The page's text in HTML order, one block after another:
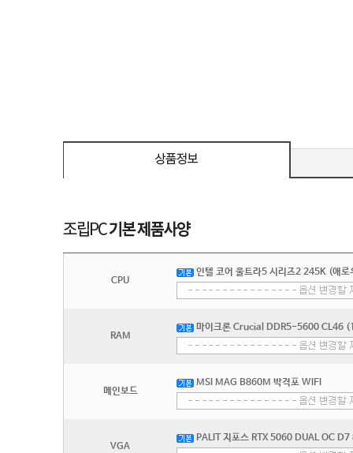
CPU
인텔 코어 울트라5 시리즈2 245K (애
RAM
마이크론 Crucial DDR5-5600 CL46
메인보드
MSI MAG B860M 박격포 WIFI
VGA
PALIT 지포스 RTX 5060 DUAL OC D7